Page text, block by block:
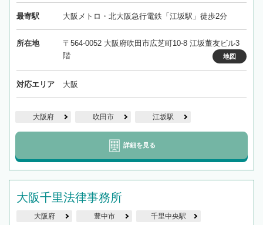
最寄駅 大阪メトロ・北大阪急行電鉄「江坂駅」徒歩2分
所在地
〒564-0052 大阪府吹田市広芝町10-8 江坂董友ビル3
階
地図
対応エリア 大阪
大阪府 吹田市 江坂駅
詳細を見る
大阪千里法律事務所
大阪府 豊中市 千里中央駅